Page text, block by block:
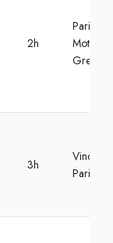
2h
Paris, La
Motte-
Grenelle
3h
Paris